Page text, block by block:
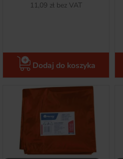
Netto
11,09 zł bez VAT
Dodaj do koszyka